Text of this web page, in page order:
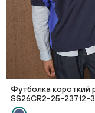
Футболка короткий
SS26CR2-25-23712-